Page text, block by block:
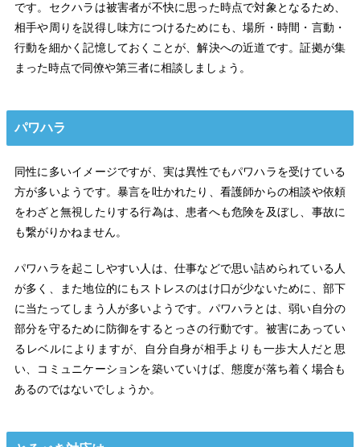
です。セクハラは被害者が不快に思った時点で対象となるため、
相手や周りを説得し味方につけるためにも、場所・時間・言動・
行動を細かく記憶しておくことが、解決への近道です。証拠が集
まった時点で同僚や第三者に相談しましょう。
パワハラ
同性に多いイメージですが、実は異性でもパワハラを受けている
方が多いようです。暴言を吐かれたり、看護師からの相談や依頼
をわざと無視したりする行為は、患者へも危険を及ぼし、事故に
も繋がりかねません。
パワハラを起こしやすい人は、仕事などで思い詰められている人
が多く、また地位的にもストレスのはけ口が少ないために、部下
に当たってしまう人が多いようです。パワハラとは、弱い自分の
部分を守るために防御をするとっさの行動です。被害にあってい
るレベルによりますが、自分自身が相手よりも一歩大人だと思
い、コミュニケーションを築いていけば、態度が落ち着く場合も
あるのではないでしょうか。